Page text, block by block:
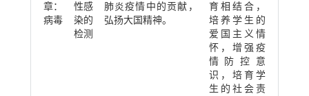
章：
病毒
性感
染的
检测
肺炎疫情中的贡献，
弘扬大国精神。
育相结合，
培养学生的
爱国主义情
怀，增强疫
情防控意
识，培育学
生的社会责